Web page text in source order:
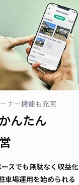
ナー機能も充実
んたん
スでも無駄なく収益化
車場運用を始められる